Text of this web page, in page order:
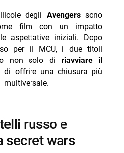
8 agosto 2026 Rai 1 Liorni
Rai 4: trama e cast
dei giochi stasera su TV8
stasera su Cine34
trama horror Octavia
degli Avengerssono
film con un impatto
aspettative iniziali. Dopo
per il MCU, i due titoli
non solo diriavviare il
di offrire una chiusura più
multiversale.
secret wars